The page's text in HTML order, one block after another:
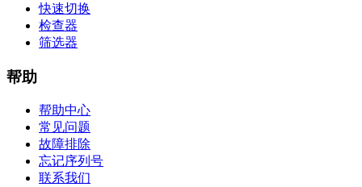
快速切换
检查器
筛选器
帮助
帮助中心
常见问题
故障排除
忘记序列号
联系我们